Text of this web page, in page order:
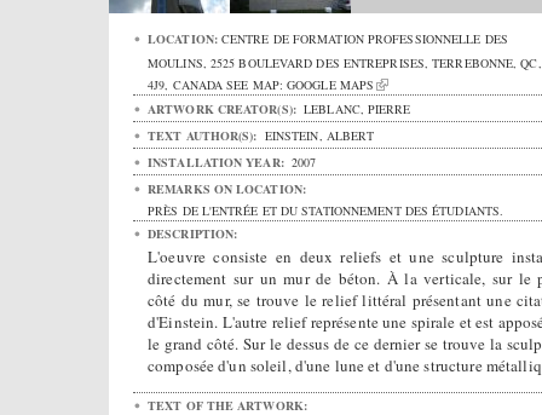
LOCATION: CENTRE DE FORMATION PROFESSIONNELLE DES
MOULINS, 2525 BOULEVARD DES ENTREPRISES,TERREBONNE,QC
4J9, CANADA SEE MAP:GOOGLE MAPS
ARTWORK CREATOR(S): LEBLANC, PIERRE
TEXT AUTHOR(S): EINSTEIN, ALBERT
INSTALLATION YEAR: 2007
REMARKS ON LOCATION:
PRÈS DE L'ENTRÉE ET DU STATIONNEMENT DES ÉTUDIANTS.
DESCRIPTION:
L'oeuvre consiste en deux reliefs et une sculpture
directement sur un mur de béton. À la verticale, sur le
côté du mur, se trouve le relief littéral présentant une
d'Einstein. L'autre relief représente une spirale et est
le grand côté. Sur le dessus de ce dernier se trouve la
composée d'un soleil, d'une lune et d'une structure
TEXT OF THE ARTWORK: